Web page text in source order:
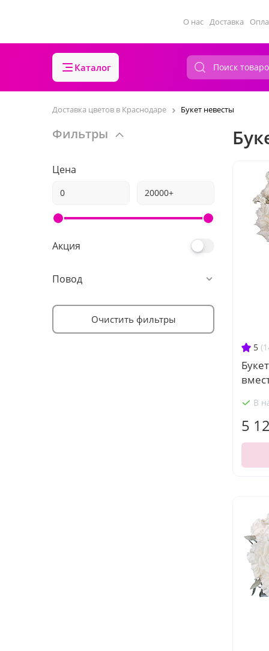
О нас Доставка
Каталог
Доставка цветов в Краснодаре Букет невесты
Фильтры
Цена
Акция
Повод
Очистить фильтры
5
В
5